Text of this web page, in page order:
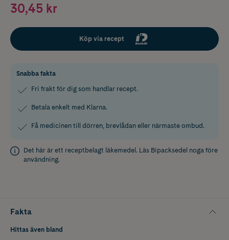
30,45 kr
Köp via recept
Snabba fakta
Fri frakt för dig som handlar recept.
Betala enkelt med Klarna.
Få medicinen till dörren, brevlådan eller närmaste ombud.
Det här är ett receptbelagt läkemedel. Läs Bipacksedel noga före
användning.
Fakta
Hittas även bland